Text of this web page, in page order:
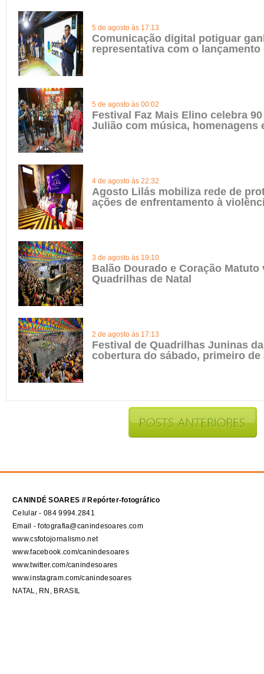
5 de agosto às 17:13
Comunicação digital potiguar
representativa com o lançamento
5 de agosto às 00:02
Festival Faz Mais Elino celebra
Julião com música, homenagens
4 de agosto às 22:32
Agosto Lilás mobiliza rede de
ações de enfrentamento à
3 de agosto às 19:10
Balão Dourado e Coração Matuto
Quadrilhas de Natal
2 de agosto às 17:13
Festival de Quadrilhas Juninas
cobertura do sábado, primeiro de
CANINDÉ SOARES // Repórter-fotográfico
Celular - 084 9994.2841
Email - fotografia@canindesoares.com
www.csfotojornalismo.net
www.facebook.com/canindesoares
www.twitter.com/canindesoares
www.instagram.com/canindesoares
NATAL, RN, BRASIL